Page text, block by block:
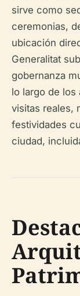
sirve como
ceremonias,
ubicación
Generalitat
gobernanza
lo largo de los
visitas reales,
festividades
ciudad,